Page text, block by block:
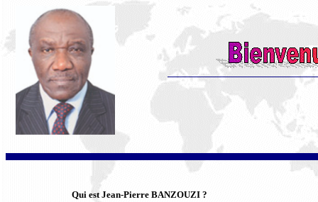
Qui est Jean-Pierre BANZOUZI ?